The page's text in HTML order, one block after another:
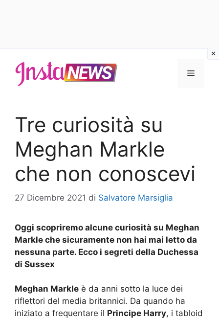
contenuto
Menu
Tre curiosità su
Meghan Markle
che non conoscevi
27 Dicembre 2021 di Salvatore Marsiglia
Oggi scopriremo alcune curiosità su Meghan
Markle che sicuramente non hai mai letto da
nessuna parte. Ecco i segreti della Duchessa
di Sussex
Meghan Markle è da anni sotto la luce dei
riflettori del media britannici. Da quando ha
iniziato a frequentare il Principe Harry, i tabloid